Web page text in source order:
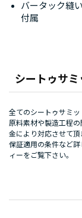
シートゥサ
全てのシートゥサミッ
原料素材や製造工程
金により対応させて頂
保証適用の条件など詳
ィーをご覧下さい。
バータック縫
付属